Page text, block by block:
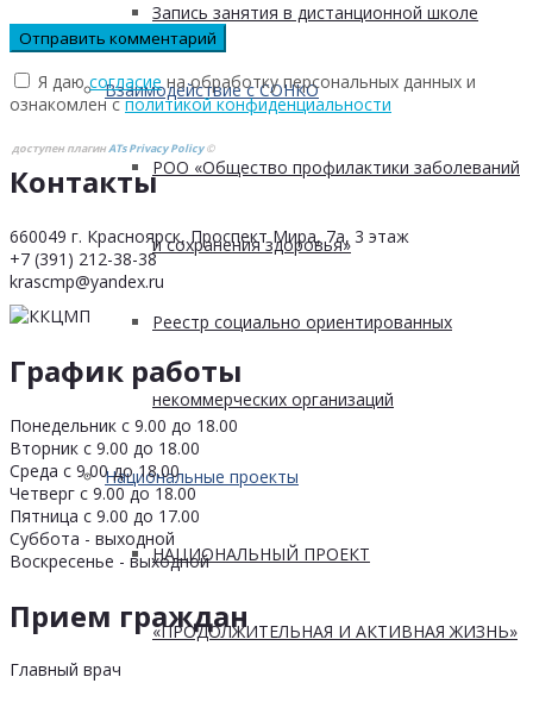
Запись занятия в дистанционной школе
Взаимодействие с СОНКО
РОО «Общество профилактики заболеваний
и сохранения здоровья»
Реестр социально ориентированных
некоммерческих организаций
Национальные проекты
НАЦИОНАЛЬНЫЙ ПРОЕКТ
«ПРОДОЛЖИТЕЛЬНАЯ И АКТИВНАЯ ЖИЗНЬ»
Я даюсогласиена обработку персональных данных и
ознакомлен сполитикой конфиденциальности
доступен плагинATs Privacy Policy©
Контакты
660049 г. Красноярск, Проспект Мира, 7а, 3 этаж
+7 (391) 212-38-38
krascmp@yandex.ru
График работы
Понедельник с 9.00 до 18.00
Вторник с 9.00 до 18.00
Среда с 9.00 до 18.00
Четверг с 9.00 до 18.00
Пятница с 9.00 до 17.00
Суббота - выходной
Воскресенье - выходной
Прием граждан
Главный врач